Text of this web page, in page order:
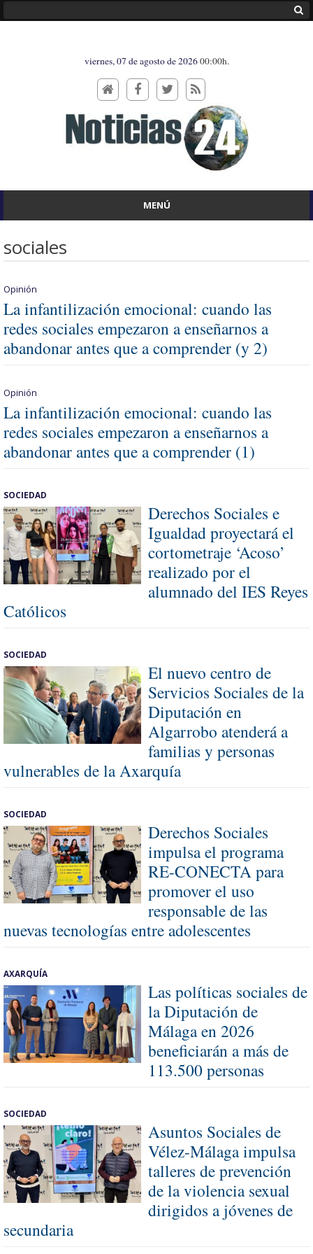
viernes, 07 de agosto de 202600:00h.
MENÚ
sociales
Opinión
La infantilización emocional: cuando las
redes sociales empezaron a enseñarnos a
abandonar antes que a comprender (y 2)
Opinión
La infantilización emocional: cuando las
redes sociales empezaron a enseñarnos a
abandonar antes que a comprender (1)
SOCIEDAD
Derechos Sociales e
Igualdad proyectará el
cortometraje ‘Acoso’
realizado por el
alumnado del IES Reyes
Católicos
SOCIEDAD
El nuevo centro de
Servicios Sociales de la
Diputación en
Algarrobo atenderá a
familias y personas
vulnerables de la Axarquía
SOCIEDAD
Derechos Sociales
impulsa el programa
RE-CONECTA para
promover el uso
responsable de las
nuevas tecnologías entre adolescentes
AXARQUÍA
Las políticas sociales de
la Diputación de
Málaga en 2026
beneficiarán a más de
113.500 personas
SOCIEDAD
Asuntos Sociales de
Vélez-Málaga impulsa
talleres de prevención
de la violencia sexual
dirigidos a jóvenes de
secundaria